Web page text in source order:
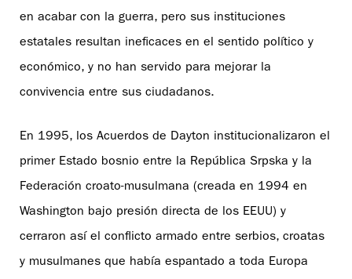
en acabar con la guerra, pero sus instituciones
estatales resultan ineficaces en el sentido político y
económico, y no han servido para mejorar la
convivencia entre sus ciudadanos.
En 1995, los Acuerdos de Dayton institucionalizaron el
primer Estado bosnio entre la República Srpska y la
Federación croato-musulmana (creada en 1994 en
Washington bajo presión directa de los EEUU) y
cerraron así el conflicto armado entre serbios, croatas
y musulmanes que había espantado a toda Europa